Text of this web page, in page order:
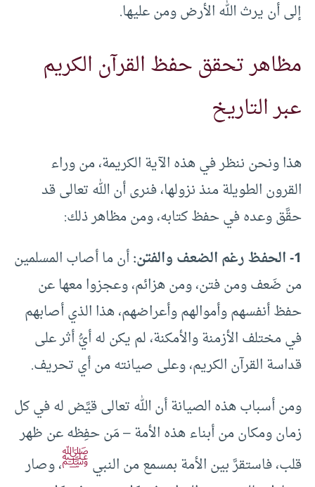
إلى أن يرث الله الأرض ومن عليها.
مظاهر تحقق حفظ القرآن الكريم
عبر التاريخ
هذا ونحن ننظر في هذه الآية الكريمة، من وراء
القرون الطويلة منذ نزولها، فنرى أن الله تعالى قد
حقَّق وعده في حفظ كتابه، ومن مظاهر ذلك:
1- الحفظ رغم الضعف والفتن:
أن ما أصاب المسلمين
من ضَعف ومن فتن، ومن هزائم، وعجزوا معها عن
حفظ أنفسهم وأموالهم وأعراضهم، هذا الذي أصابهم
في مختلف الأزمنة والأمكنة، لم يكن له أيُّ أثر على
قداسة القرآن الكريم، وعلى صيانته من أي تحريف.
ومن أسباب هذه الصيانة أن الله تعالى قيَّض له في كل
زمان ومكان من أبناء هذه الأمة – مَن حفِظه عن ظهر
قلب، فاستقرَّ بين الأمة بمسمع من النبيﷺ، وصار